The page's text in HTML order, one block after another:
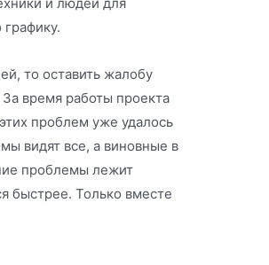
то оставить жалобу
За время работы проекта
проблем уже удалось
видят все, а виновные в
проблемы лежит
быстрее. Только вместе